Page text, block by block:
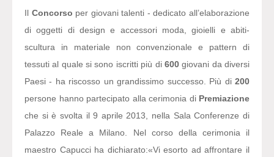
Il Concorso per giovani talenti - dedicato all’elaborazione
di oggetti di design e accessori moda, gioielli e abiti-
scultura in materiale non convenzionale e pattern di
tessuti al quale si sono iscritti più di 600giovani da diversi
Paesi - ha riscosso un grandissimo successo. Più di 200
persone hanno partecipato alla cerimonia di Premiazione
che si è svolta il 9 aprile 2013, nella Sala Conferenze di
Palazzo Reale a Milano. Nel corso della cerimonia il
maestro Capucci ha dichiarato:«Vi esorto ad affrontare il